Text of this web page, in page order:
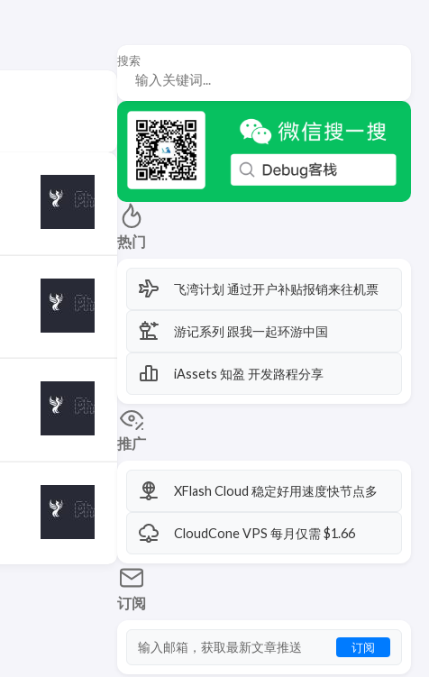
搜索
热门
飞湾计划 通过开户补贴报销来往机票
游记系列 跟我一起环游中国
iAssets 知盈 开发路程分享
推广
XFlash Cloud 稳定好用速度快节点多
CloudCone VPS 每月仅需 $1.66
订阅
订阅